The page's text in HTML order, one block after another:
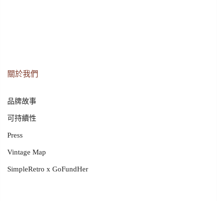
關於我們
品牌故事
可持續性
Press
Vintage Map
SimpleRetro x GoFundHer